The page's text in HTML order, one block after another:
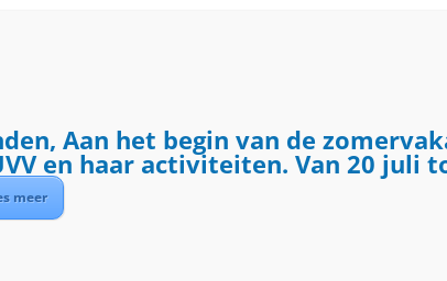
Aan het begin van de
en haar activiteiten. Van 20 juli
meer